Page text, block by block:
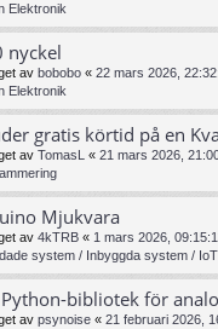
Elektronik
nyckel
av bobobo « 22 mars 2026,
Elektronik
gratis körtid på en
av TomasL « 21 mars 2026,
Mjukvara
av 4kTRB « 1 mars 2026,
system / Inbyggda system / IoT
Python-bibliotek för
av psynoise « 21 februari 2026,